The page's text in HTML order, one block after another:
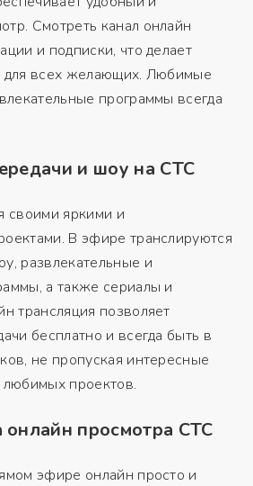
Смотреть канал онлайн
и подписки, что делает
для всех желающих. Любимые
программы всегда
и шоу на СТС
своими яркими и
В эфире транслируются
развлекательные и
а также сериалы и
трансляция позволяет
бесплатно и всегда быть в
не пропуская интересные
проектов.
просмотра СТС
эфире онлайн просто и